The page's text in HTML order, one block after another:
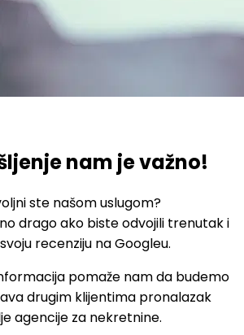
nam je važno!
ste našom uslugom?
drago ako biste odvojili trenutak i
recenziju na Googleu.
pomaže nam da budemo
drugim klijentima pronalazak
agencije za nekretnine.